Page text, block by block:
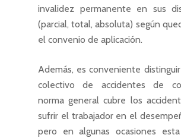
invalidez permanente en sus
(parcial, total, absoluta) según
el convenio de aplicación.
Además, es conveniente
colectivo de accidentes de
norma general cubre los
sufrir el trabajador en el
pero en algunas ocasiones